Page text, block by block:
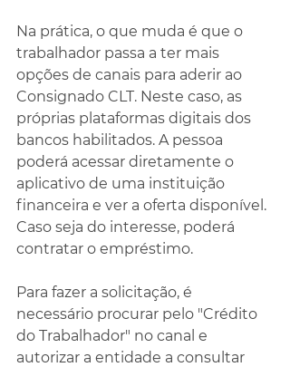
Na prática, o que muda é que o
trabalhador passa a ter mais
opções de canais para aderir ao
Consignado CLT. Neste caso, as
próprias plataformas digitais dos
bancos habilitados. A pessoa
poderá acessar diretamente o
aplicativo de uma instituição
financeira e ver a oferta disponível.
Caso seja do interesse, poderá
contratar o empréstimo.
Para fazer a solicitação, é
necessário procurar pelo "Crédito
do Trabalhador" no canal e
autorizar a entidade a consultar